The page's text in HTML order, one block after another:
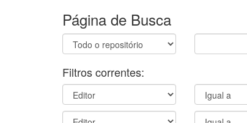
Página de Busca
Filtros correntes: